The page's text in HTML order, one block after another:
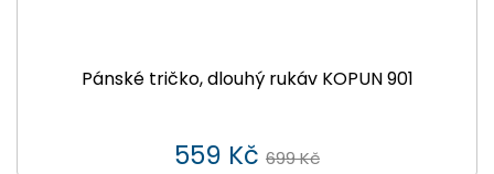
Pánské tričko, dlouhý rukáv KOPUN 901
559 Kč 699 Kč